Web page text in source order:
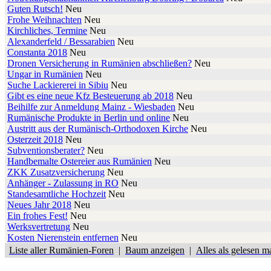
Guten Rutsch! Neu
Frohe Weihnachten Neu
Kirchliches, Termine Neu
Alexanderfeld / Bessarabien Neu
Constanta 2018 Neu
Dronen Versicherung in Rumänien abschließen? Neu
Ungar in Rumänien Neu
Suche Lackiererei in Sibiu Neu
Gibt es eine neue Kfz Besteuerung ab 2018 Neu
Beihilfe zur Anmeldung Mainz - Wiesbaden Neu
Rumänische Produkte in Berlin und online Neu
Austritt aus der Rumänisch-Orthodoxen Kirche Neu
Osterzeit 2018 Neu
Subventionsberater? Neu
Handbemalte Ostereier aus Rumänien Neu
ZKK Zusatzversicherung Neu
Anhänger - Zulassung in RO Neu
Standesamtliche Hochzeit Neu
Neues Jahr 2018 Neu
Ein frohes Fest! Neu
Werksvertretung Neu
Kosten Nierenstein entfernen Neu
Liste aller Rumänien-Foren | Baum anzeigen | Alles als gelesen